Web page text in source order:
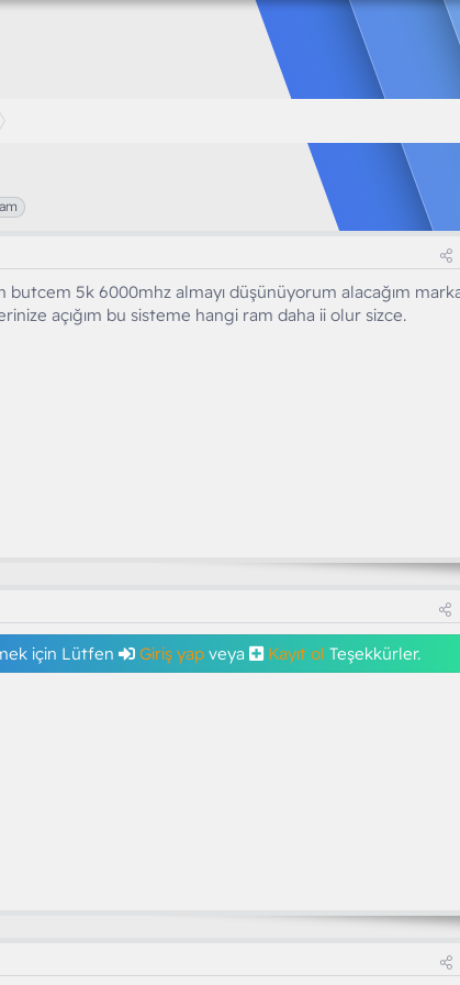
butcem 5k 6000mhz almayı düşünüyorum alacağım
açığım bu sisteme hangi ram daha ii olur sizce.
için Lütfen Giriş yap veya Kayıt ol Teşekkürler.